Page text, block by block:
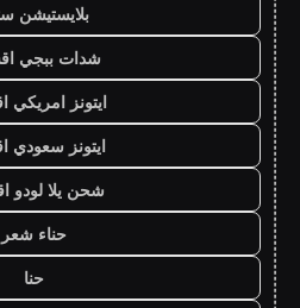
بلايستيشن
شدات ببجي
ايتونز امريكي
ايتونز سعودي
شحن يلا لودو
حناء شعر
حنا